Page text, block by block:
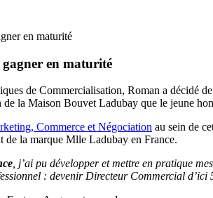
en maturité
en maturité
de Commercialisation, Roman a décidé
la Maison Bouvet Ladubay que le jeune
Commerce et Négociation au sein de
de la marque Mlle Ladubay en France.
, j’ai pu développer et mettre en pratique
: devenir Directeur Commercial